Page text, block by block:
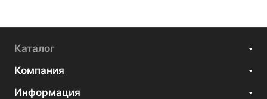
Каталог
Компания
Информация